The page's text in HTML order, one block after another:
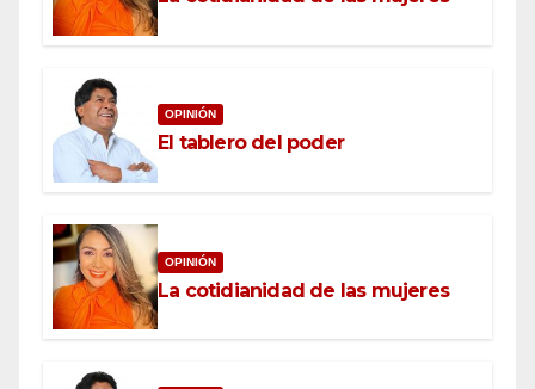
OPINIÓN
El tablero del poder
OPINIÓN
La cotidianidad de las mujeres